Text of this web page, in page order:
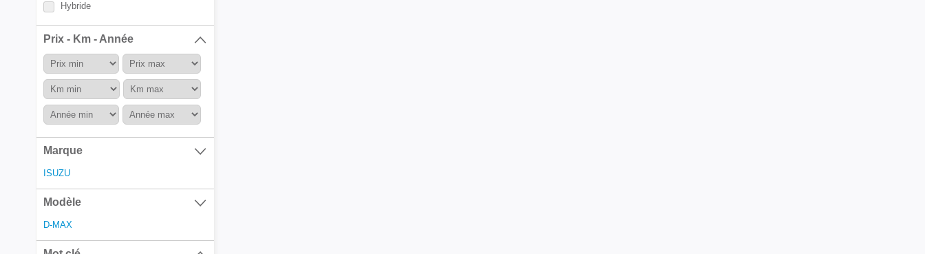
Hybride
Prix - Km - Année
Marque
ISUZU
Modèle
D-MAX